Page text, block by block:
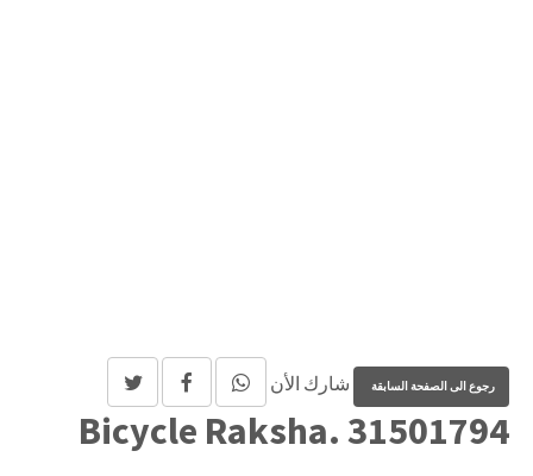
شارك الأن
Bicycle Raksha. 31501794